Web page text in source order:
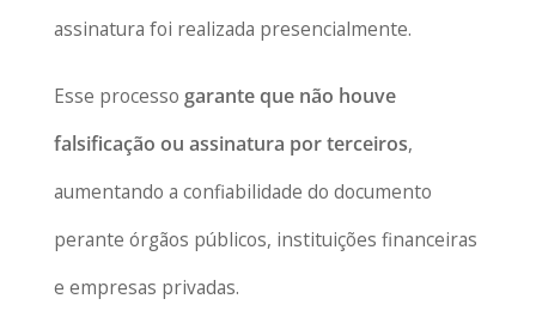
assinatura foi realizada presencialmente.
Esse processo garante que não houve
falsificação ou assinatura por terceiros,
aumentando a confiabilidade do documento
perante órgãos públicos, instituições financeiras
e empresas privadas.